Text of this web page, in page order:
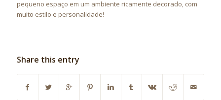
pequeno espaço em um ambiente ricamente decorado, com
muito estilo e personalidade!
Share this entry